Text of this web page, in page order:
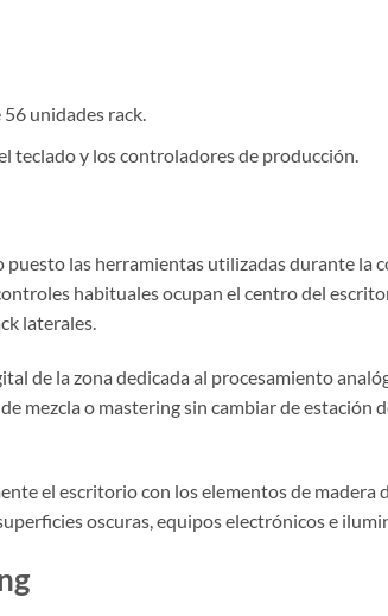
unidades rack.
teclado y los controladores de producción.
las herramientas utilizadas durante la
habituales ocupan el centro del
laterales.
de la zona dedicada al procesamiento
mezcla o mastering sin cambiar de estación
el escritorio con los elementos de madera
oscuras, equipos electrónicos e